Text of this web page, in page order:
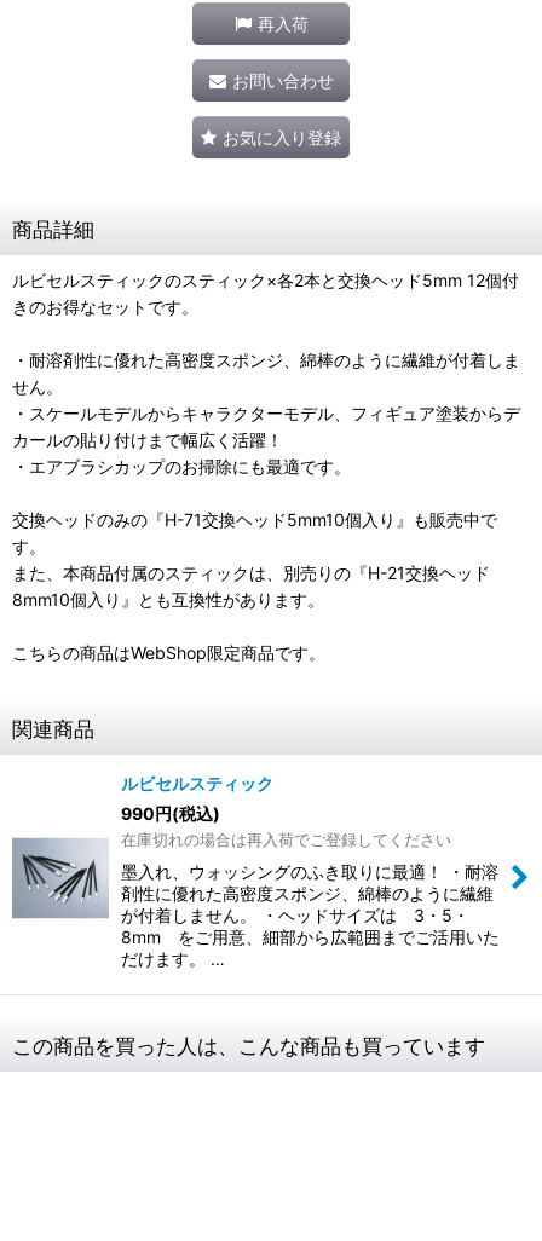
再入荷
お問い合わせ
お気に入り登録
商品詳細
ルビセルスティックのスティック×各2本と交換ヘッド5mm 12個付
きのお得なセットです。
・耐溶剤性に優れた高密度スポンジ、綿棒のように繊維が付着しま
せん。
・スケールモデルからキャラクターモデル、フィギュア塗装からデ
カールの貼り付けまで幅広く活躍！
・エアブラシカップのお掃除にも最適です。
交換ヘッドのみの『H-71交換ヘッド5mm10個入り』も販売中で
す。
また、本商品付属のスティックは、別売りの『H-21交換ヘッド
8mm10個入り』とも互換性があります。
こちらの商品はWebShop限定商品です。
関連商品
ルビセルスティック
990円(税込)
在庫切れの場合は再入荷でご登録してください
墨入れ、ウォッシングのふき取りに最適！ ・耐溶
剤性に優れた高密度スポンジ、綿棒のように繊維
が付着しません。 ・ヘッドサイズは 3・5・
8mm をご用意、細部から広範囲までご活用いた
だけます。 …
この商品を買った人は、こんな商品も買っています